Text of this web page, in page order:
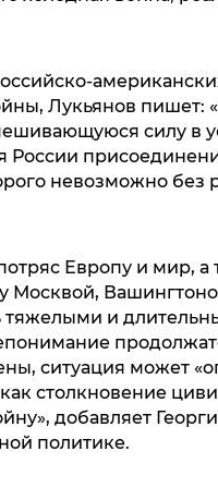
Лукьянов пишет:
силу в
невозможно без
Европу и мир, а
и
ситуация может
столкновение
добавляет
политике.